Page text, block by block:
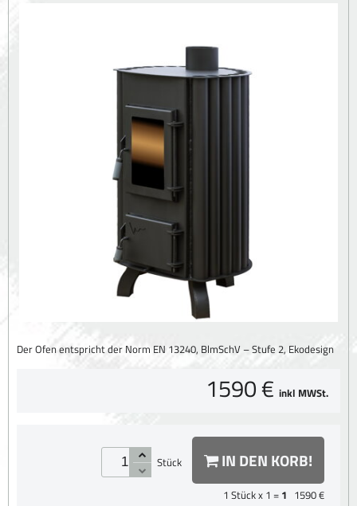
Der Ofen entspricht der Norm EN 13240, BlmSchV – Stufe 2, Ekodesign
1590 € inkl MWSt.
Stück IN DEN KORB!
1 Stück x 1 = 1 1590 €